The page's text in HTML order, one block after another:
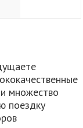
множество
поездку